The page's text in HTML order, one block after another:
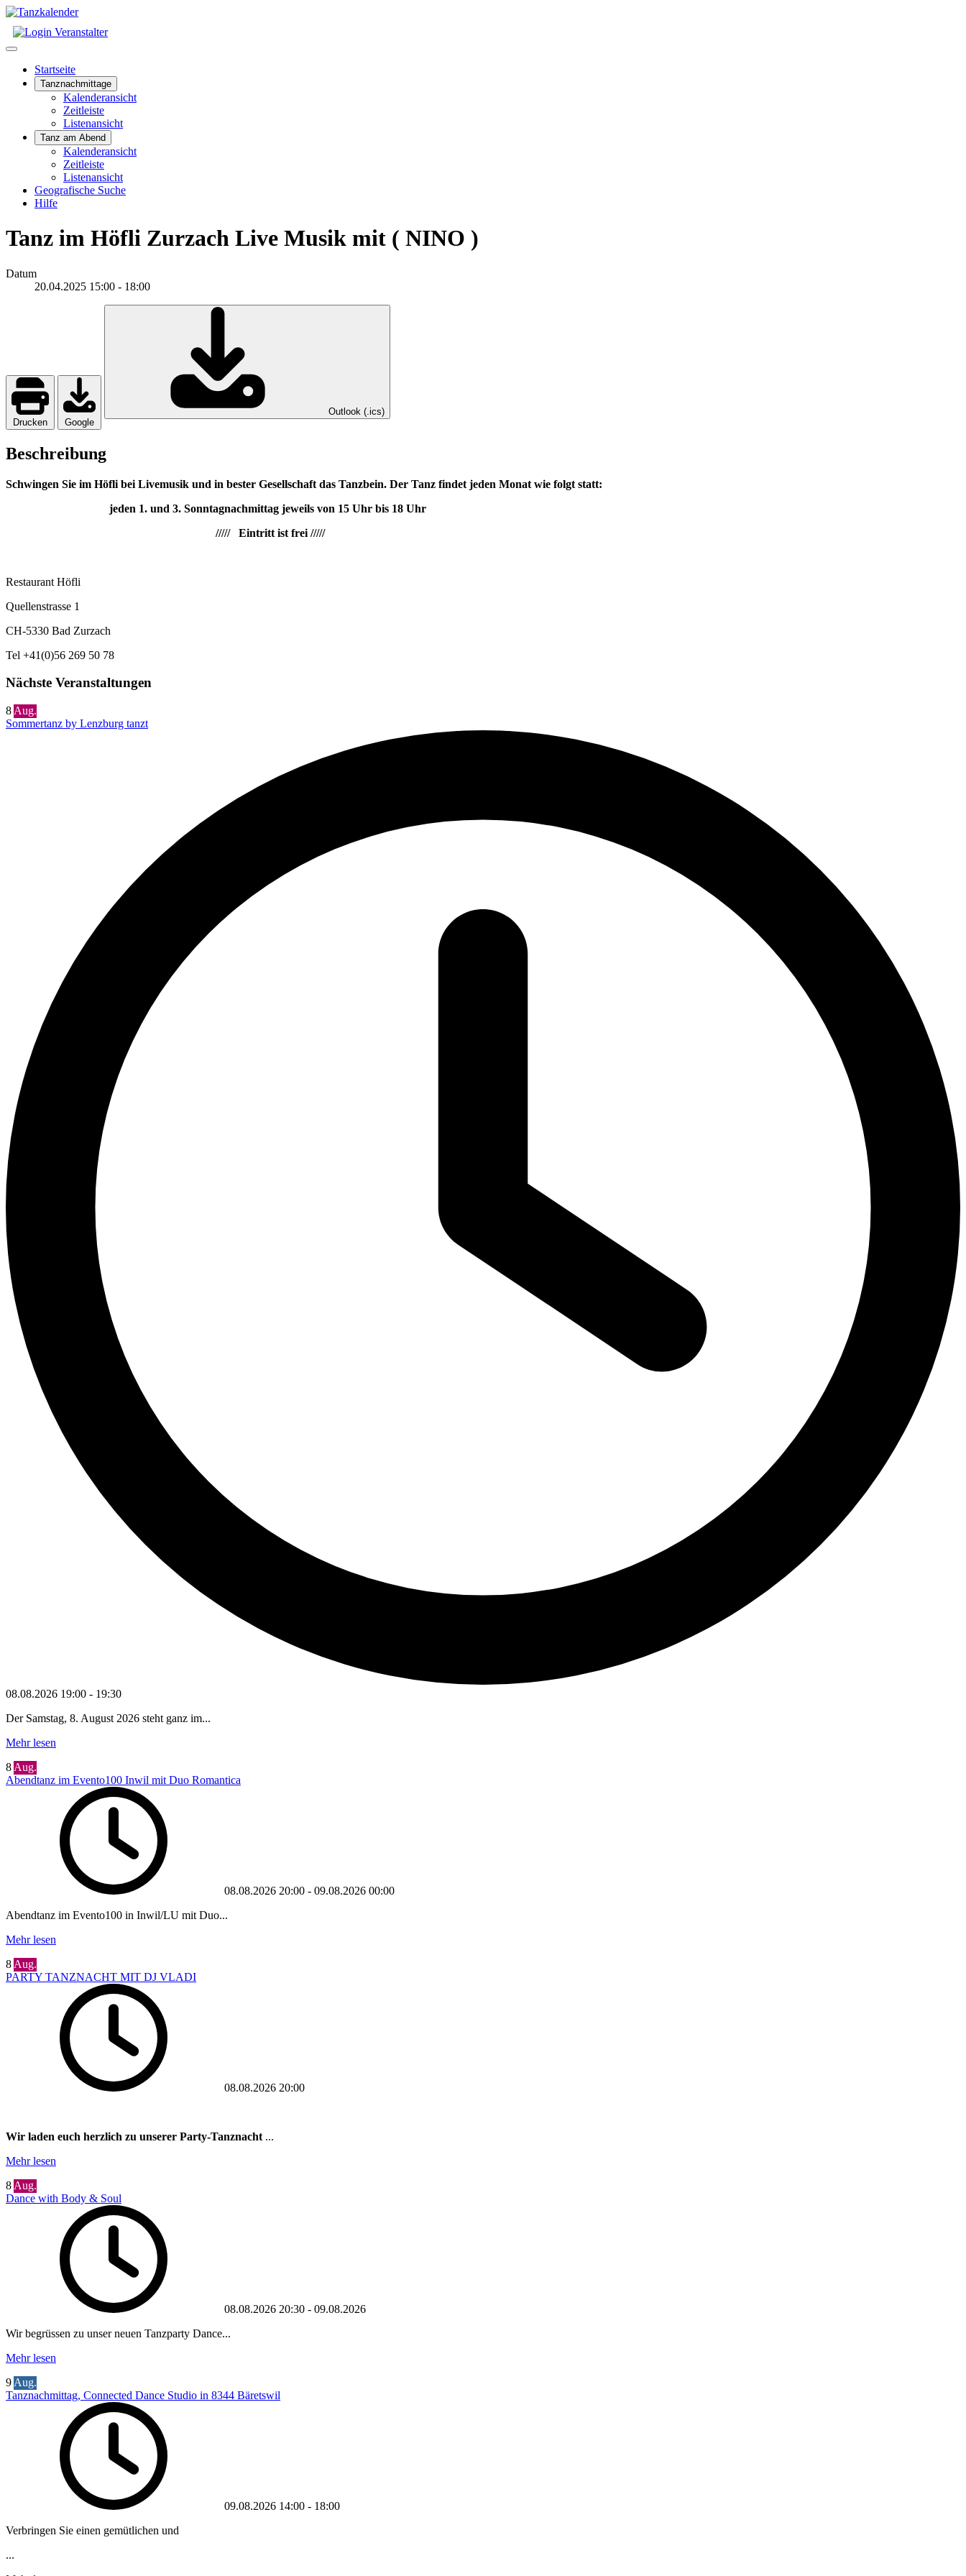
Startseite
Tanznachmittage
Kalenderansicht
Zeitleiste
Listenansicht
Tanz am Abend
Kalenderansicht
Zeitleiste
Listenansicht
Geografische Suche
Hilfe
Tanz im Höfli Zurzach Live Musik mit ( NINO )
Datum
20.04.2025 15:00 - 18:00
Drucken Google
Outlook (.ics)
Beschreibung
Schwingen Sie im Höfli bei Livemusik und in bester Gesellschaft das Tanzbein. Der Tanz findet jeden Monat wie folgt statt:
jeden 1. und 3. Sonntagnachmittag jeweils von 15 Uhr bis 18 Uhr
///// Eintritt ist frei /////
Restaurant Höfli
Quellenstrasse 1
CH-5330 Bad Zurzach
Tel +41(0)56 269 50 78
Nächste Veranstaltungen
8 Aug.
Sommertanz by Lenzburg tanzt
08.08.2026 19:00 - 19:30
Der Samstag, 8. August 2026 steht ganz im...
Mehr lesen
8 Aug.
Abendtanz im Evento100 Inwil mit Duo Romantica
08.08.2026 20:00 - 09.08.2026 00:00
Abendtanz im Evento100 in Inwil/LU mit Duo...
Mehr lesen
8 Aug.
PARTY TANZNACHT MIT DJ VLADI
08.08.2026 20:00
Wir laden euch herzlich zu unserer Party-Tanznacht ...
Mehr lesen
8 Aug.
Dance with Body & Soul
08.08.2026 20:30 - 09.08.2026
Wir begrüssen zu unser neuen Tanzparty Dance...
Mehr lesen
9 Aug.
Tanznachmittag, Connected Dance Studio in 8344 Bäretswil
09.08.2026 14:00 - 18:00
Verbringen Sie einen gemütlichen und
...